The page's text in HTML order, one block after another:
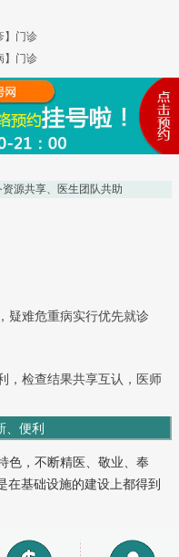
】门诊
】门诊
源共享、医生团队共助
疑难危重病实行优先就诊
，检查结果共享互认，医师
、便利
色，不断精医、敬业、奉
在基础设施的建设上都得到